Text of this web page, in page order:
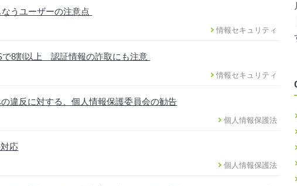
うユーザーの注意点
情報セキュリティ
8割以上 認証情報の詐取にも注意
情報セキュリティ
違反に対する、個人情報保護委員会の勧告
個人情報保護法
応
個人情報保護法